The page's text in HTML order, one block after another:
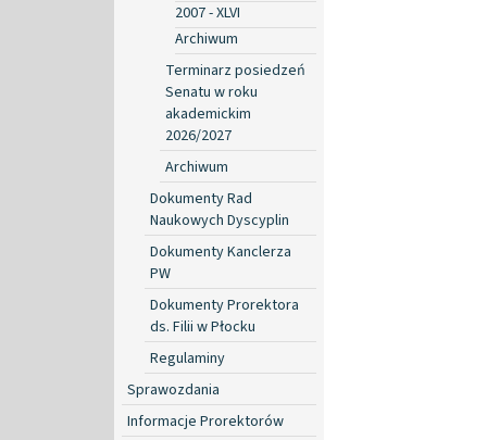
2007 - XLVI
Archiwum
Terminarz posiedzeń
Senatu w roku
akademickim
2026/2027
Archiwum
Dokumenty Rad
Naukowych Dyscyplin
Dokumenty Kanclerza
PW
Dokumenty Prorektora
ds. Filii w Płocku
Regulaminy
Sprawozdania
Informacje Prorektorów